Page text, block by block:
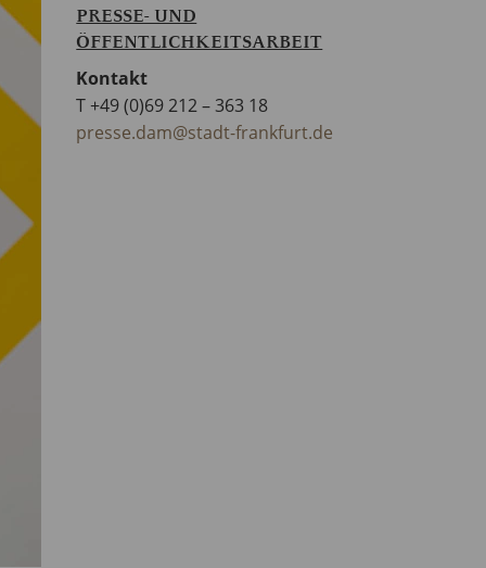
PRESSE- UND
ÖFFENTLICHKEITSARBEIT
Kontakt
T +49 (0)69 212 – 363 18
presse.dam@stadt-frankfurt.de